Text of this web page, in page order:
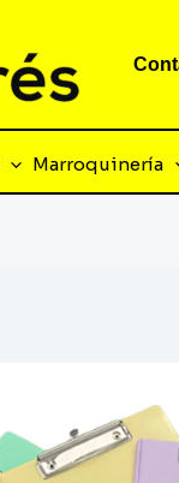
Marroquinería